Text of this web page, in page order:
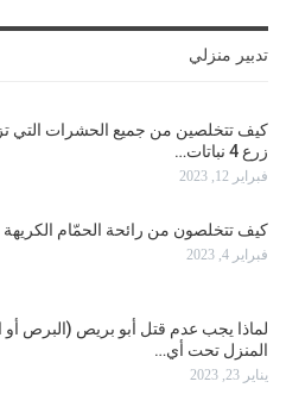
تدبير منزلي
كيف تتخلصين من جميع الحشرات التي
زرع 4 نباتات…
فبراير 12, 2023
كيف تتخلصون من رائحة الحمّام الكريهة
فبراير 4, 2023
لماذا يجب عدم قتل أبو بريص (البرص أو
المنزل تحت أي…
يناير 23, 2023